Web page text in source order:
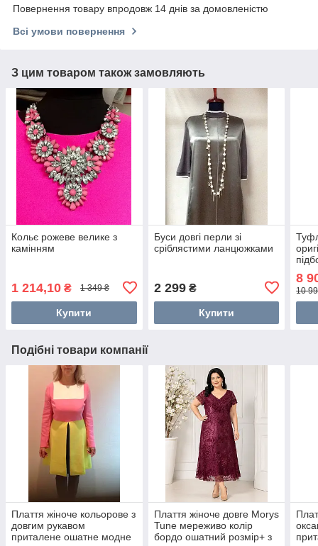
Повернення товару впродовж 14 днів за домовленістю
Всі умови повернення
З цим товаром також замовляють
Кольє рожеве велике з
камінням
1 214,10 ₴ 1 349 ₴
Купити
Буси довгі перли зі
сріблястими ланцюжками
2 299₴
Купити
8
10
Подібні товари компанії
Плаття жіноче кольорове з
довгим рукавом
приталене ошатне модне
Плаття жіноче довге Morys
Tune мереживо колір
бордо ошатний розмір+ з